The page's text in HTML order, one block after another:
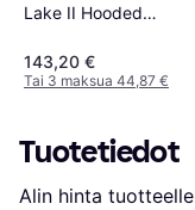
Lake II Hooded
143,20 €
Tai 3 maksua 44,87 €
Tuotetiedot
Alin hinta tuotteelle